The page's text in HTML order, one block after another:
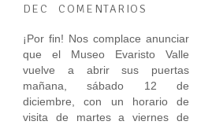
DEC COMENTARIOS
¡Por fin! Nos complace anunciar
que el Museo Evaristo Valle
vuelve a abrir sus puertas
mañana, sábado 12 de
diciembre, con un horario de
visita de martes a viernes de